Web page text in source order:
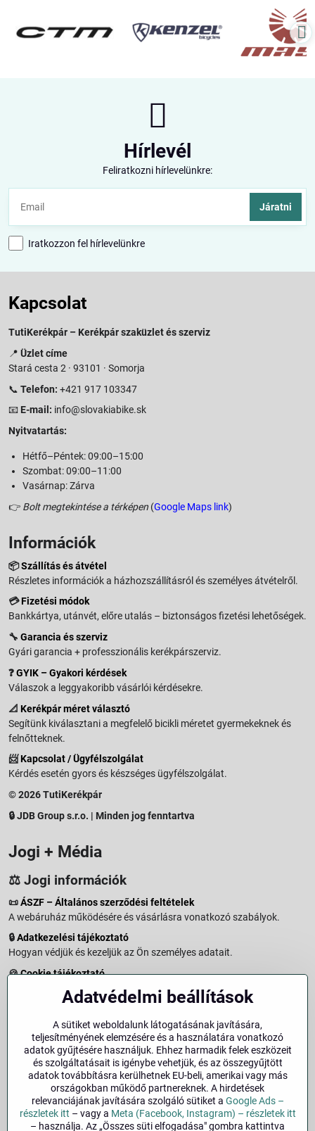
Hírlevél
Feliratkozni hírlevelünkre:
Járatni
Iratkozzon fel hírlevelünkre
Kapcsolat
TutiKerékpár – Kerékpár szaküzlet és szerviz
📍 Üzlet címe
Stará cesta 2 · 93101 · Somorja
📞 Telefon: +421 917 103347
📧 E-mail: info@slovakiabike.sk
Nyitvatartás:
Hétfő–Péntek: 09:00–15:00
Szombat: 09:00–11:00
Vasárnap: Zárva
👉 Bolt megtekintése a térképen (Google Maps link)
Információk
📦Szállítás és átvétel
Részletes információk a házhozszállításról és személyes átvételről.
💳Fizetési módok
Bankkártya, utánvét, előre utalás – biztonságos fizetési lehetőségek.
🔧 Garancia és szerviz
Gyári garancia + professzionális kerékpárszerviz.
❓GYIK – Gyakori kérdések
Válaszok a leggyakoribb vásárlói kérdésekre.
📐 Kerékpár méret választó
Segítünk kiválasztani a megfelelő bicikli méretet gyermekeknek és
felnőtteknek.
📨Kapcsolat / Ügyfélszolgálat
Kérdés esetén gyors és készséges ügyfélszolgálat.
© 2026 TutiKerékpár
🔒 JDB Group s.r.o. | Minden jog fenntartva
Jogi + Média
⚖️ Jogi információk
📜ÁSZF – Általános szerződési feltételek
A webáruház működésére és vásárlásra vonatkozó szabályok.
🔒Adatkezelési tájékoztató
Hogyan védjük és kezeljük az Ön személyes adatait.
🍪Cookie tájékoztató
A weboldalon használt sütikről és adatkezelésről.
Vásárlástól való elállás menete és feltételei.
Elállás a szerződéstől
Impresszum
Üzemeltetői adatok és jogi tudnivalók.
🔐Biztonság
Adatvédelmi beállítások
A sütiket weboldalunk látogatásának javítására,
teljesítményének elemzésére és a használatára vonatkozó
adatok gyűjtésére használjuk. Ehhez harmadik felek eszközeit
és szolgáltatásait is igénybe vehetjük, és az összegyűjtött
adatok továbbításra kerülhetnek EU-beli, amerikai vagy más
országokban működő partnereknek. A hirdetések
relevanciájának javítására szolgáló sütiket a Google Ads –
részletek itt – vagy a Meta (Facebook, Instagram) – részletek itt
– használja. Az „Összes süti elfogadása" gombra kattintva